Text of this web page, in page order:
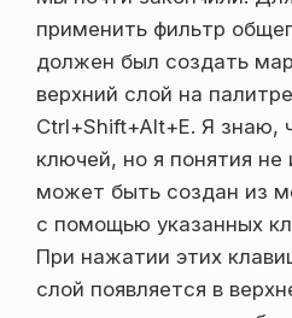
применить фильтр
должен был создать
верхний слой на
Ctrl+Shift+Alt+E. Я знаю,
ключей, но я понятия
может быть создан из
с помощью указанных
При нажатии этих
слой появляется в